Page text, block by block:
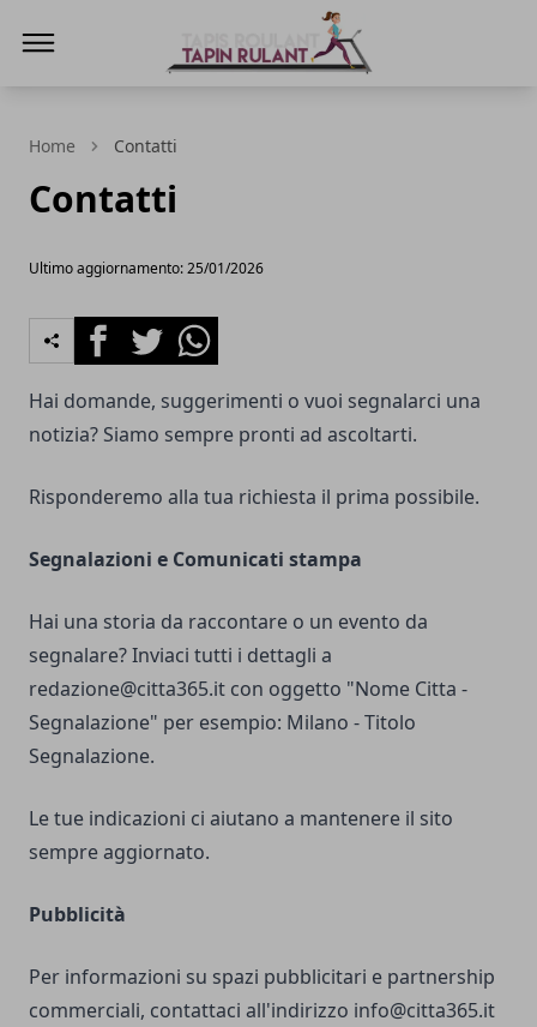
Home Contatti
Contatti
Ultimo aggiornamento: 25/01/2026
FacebookTwitterWhatsapp
Hai domande, suggerimenti o vuoi segnalarci una
notizia? Siamo sempre pronti ad ascoltarti.
Risponderemo alla tua richiesta il prima possibile.
Segnalazioni e Comunicati stampa
Hai una storia da raccontare o un evento da
segnalare? Inviaci tutti i dettagli a
redazione@citta365.it con oggetto "Nome Citta -
Segnalazione" per esempio: Milano - Titolo
Segnalazione.
Le tue indicazioni ci aiutano a mantenere il sito
sempre aggiornato.
Pubblicità
Per informazioni su spazi pubblicitari e partnership
commerciali, contattaci all'indirizzo info@citta365.it